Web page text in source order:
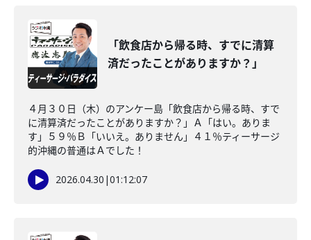
「飲食店から帰る時、すでに清算
済だったことがありますか？」
４月３０日（木）のアンケー島「飲食店から帰る時、すで
に清算済だったことがありますか？」Ａ「はい。ありま
す」５９％Ｂ「いいえ。ありません」４１％ティーサージ
的沖縄の普通はＡでした！
2026.04.30 |01:12:07